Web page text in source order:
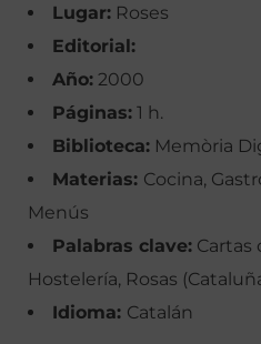
Lugar: Roses
Editorial:
Año: 2000
Páginas: 1 h.
Biblioteca: Memòria
Materias: Cocina,
Menús
Palabras clave: Cartas
Hostelería, Rosas
Idioma: Catalán